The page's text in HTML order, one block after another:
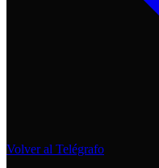
Volver al Telégrafo